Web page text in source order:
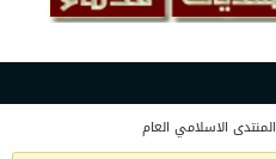
المنتدى الاسلامي العام